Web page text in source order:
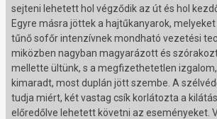
sejteni lehetett hol végződik az út és hol
Egyre másra jöttek a hajtűkanyarok,
tűnő sofőr intenzívnek mondható vezetési
miközben nagyban magyarázott és
mellette ültünk, s a megfizethetetlen
kimaradt, most duplán jött szembe. A
tudja miért, két vastag csík korlátozta a
előredőlve lehetett követni az eseményeket.